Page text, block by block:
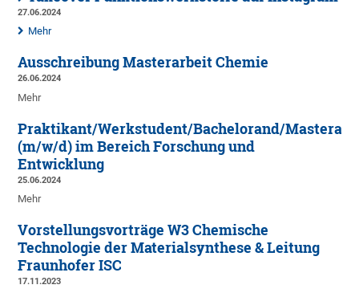
27.06.2024
Mehr
Ausschreibung Masterarbeit Chemie
26.06.2024
Mehr
Praktikant/Werkstudent/Bachelorand/
(m/w/d) im Bereich Forschung und
Entwicklung
25.06.2024
Mehr
Vorstellungsvorträge W3 Chemische
Technologie der Materialsynthese & Leitung
Fraunhofer ISC
17.11.2023